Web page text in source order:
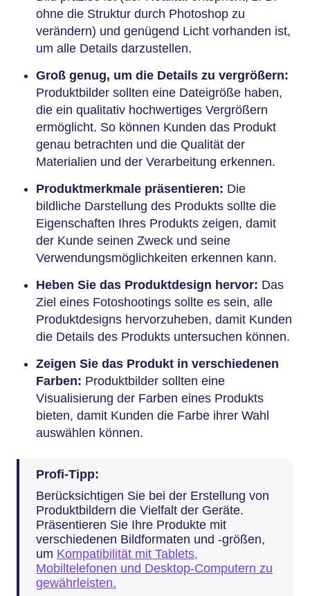
ohne die Struktur durch Photoshop zu
verändern) und genügend Licht vorhanden ist,
um alle Details darzustellen.
Groß genug, um die Details zu vergrößern:
Produktbilder sollten eine Dateigröße haben,
die ein qualitativ hochwertiges Vergrößern
ermöglicht. So können Kunden das Produkt
genau betrachten und die Qualität der
Materialien und der Verarbeitung erkennen.
Produktmerkmale präsentieren: Die
bildliche Darstellung des Produkts sollte die
Eigenschaften Ihres Produkts zeigen, damit
der Kunde seinen Zweck und seine
Verwendungsmöglichkeiten erkennen kann.
Heben Sie das Produktdesign hervor: Das
Ziel eines Fotoshootings sollte es sein, alle
Produktdesigns hervorzuheben, damit Kunden
die Details des Produkts untersuchen können.
Zeigen Sie das Produkt in verschiedenen
Farben: Produktbilder sollten eine
Visualisierung der Farben eines Produkts
bieten, damit Kunden die Farbe ihrer Wahl
auswählen können.
Profi-Tipp:
Berücksichtigen Sie bei der Erstellung von
Produktbildern die Vielfalt der Geräte.
Präsentieren Sie Ihre Produkte mit
verschiedenen Bildformaten und -größen,
um Kompatibilität mit Tablets,
Mobiltelefonen und Desktop-Computern zu
gewährleisten.